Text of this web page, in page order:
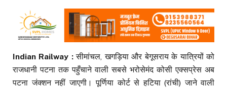
Indian Railway :सीमांचल, खगड़िया और बेगूसराय के यात्रियों को
राजधानी पटना तक पहुँचाने वाली सबसे भरोसेमंद कोसी एक्सप्रेस अब
पटना जंक्शन नहीं जाएगी। पूर्णिया कोर्ट से हटिया (रांची) जाने वाली